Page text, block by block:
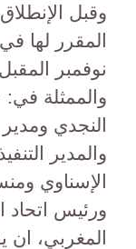
وقبل
نوفمبر
والممثلة في:
النجدي
والمدير
الإسناوي
ورئيس اتحاد
المغربي،